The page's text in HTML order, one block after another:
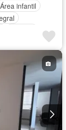
Área infantil